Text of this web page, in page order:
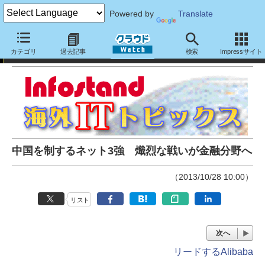
Powered by Translate
カテゴリ 過去記事 検索 Impressサイト
Infostand海外ITトピックス
中国を制するネット3強 熾烈な戦いが金融分野へ
（2013/10/28 10:00）
リスト
次へ
リードするAlibaba